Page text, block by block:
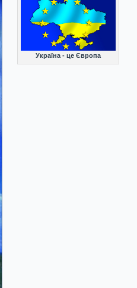
Україна - це Європа